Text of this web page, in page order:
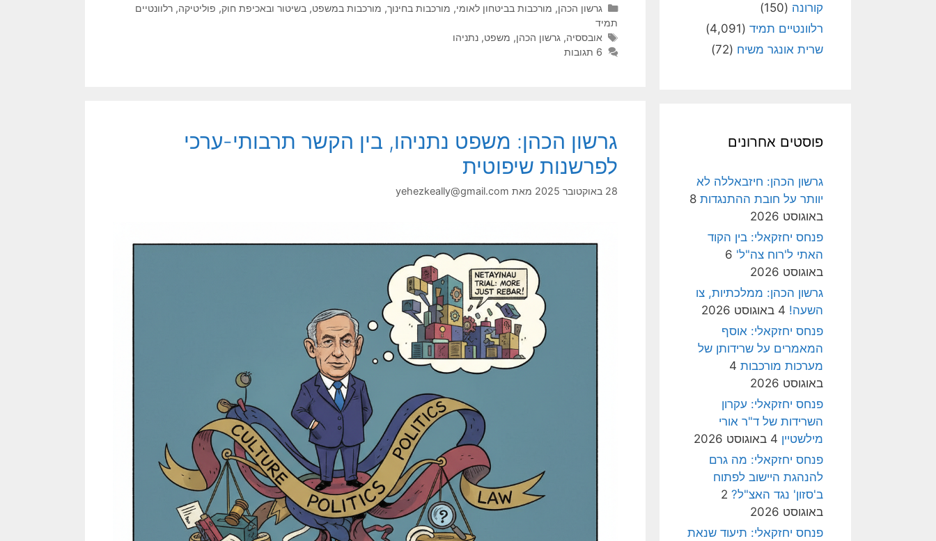
קטגוריות
גרשון הכהן, מורכבות בביטחון לאומי, מורכבות בחינוך, מורכבות במשפט, בשיטור ובאכיפת חוק, פוליטיקה, רלוונטיים
תמיד
תגיות
אובססיה, גרשון הכהן, משפט, נתניהו
6 תגובות
גרשון הכהן: משפט נתניהו, בין הקשר תרבותי-ערכי
לפרשנות שיפוטית
28 באוקטובר 2025 מאת yehezkeally@gmail.com
קורונה (150)
רלוונטיים תמיד (4,091)
שרית אונגר משיח (72)
פוסטים אחרונים
גרשון הכהן: חיזבאללה לא
יוותר על חובת ההתנגדות 8
באוגוסט 2026
פנחס יחזקאלי: בין הקוד
האתי ל'רוח צה"ל' 6
באוגוסט 2026
גרשון הכהן: ממלכתיות, צו
השעה! 4 באוגוסט 2026
פנחס יחזקאלי: אוסף
המאמרים על שרידותן של
מערכות מורכבות 4
באוגוסט 2026
פנחס יחזקאלי: עקרון
השרידות של ד"ר אורי
מילשטיין 4 באוגוסט 2026
פנחס יחזקאלי: מה גרם
להנהגת היישוב לפתוח
ב'סזון' נגד האצ"ל? 2
באוגוסט 2026
פנחס יחזקאלי: תיעוד שנאת